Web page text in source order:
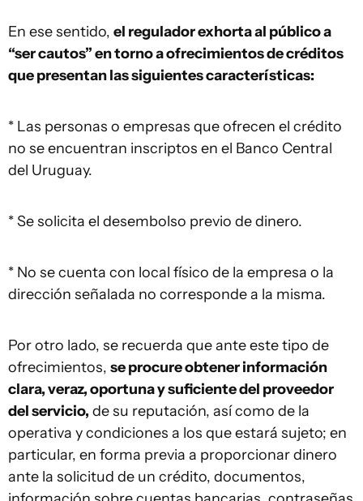
En ese sentido, el regulador exhorta al público a
“ser cautos” en torno a ofrecimientos de créditos
que presentan las siguientes características:
* Las personas o empresas que ofrecen el crédito
no se encuentran inscriptos en el Banco Central
del Uruguay.
* Se solicita el desembolso previo de dinero.
* No se cuenta con local físico de la empresa o la
dirección señalada no corresponde a la misma.
Por otro lado, se recuerda que ante este tipo de
ofrecimientos, se procure obtener información
clara, veraz, oportuna y suficiente del proveedor
del servicio, de su reputación, así como de la
operativa y condiciones a los que estará sujeto; en
particular, en forma previa a proporcionar dinero
ante la solicitud de un crédito, documentos,